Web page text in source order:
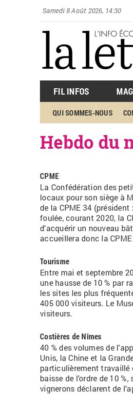
Samedi 8 Août 2026, 14:30
FIL INFOS
QUI SOMMES-NOUS
Hebdo du
CPME
La Confédération des
locaux pour son siège à
de la CPME 34 (président :
foulée, courant 2020, la
d'acquérirun nouveau
accueillera donc la
Tourisme
Entre mai et septembre
une hausse de 10 % par
les sites les plus
405 000 visiteurs. Le
visiteurs.
Costières de Nîmes
40 % des volumes de
Unis, la Chine et la
particulièrement travaillé
baisse de l’ordre de 10
vignerons déclarent de